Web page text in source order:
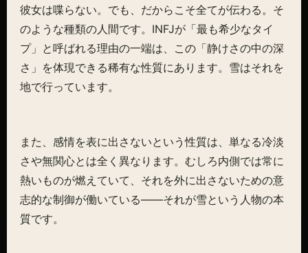
彼女は喋らない。でも、だからこそ全てが伝わる。そ
のような種類の人間です。INFJが「最も希少なタイ
プ」と呼ばれる理由の一端は、この「静けさの中の深
さ」を体現できる稀有な性質にあります。雪はそれを
地で行っています。
また、感情を表に出さないという性質は、単なる冷淡
さや無関心とは全く異なります。むしろ内側では常に
熱いものが燃えていて、それを外に出さないための意
志的な制御が働いている——それが雪という人物の本
質です。